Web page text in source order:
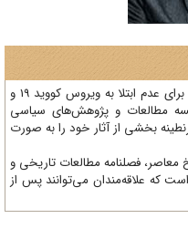
با توجه به نیاز به تداوم مراقبت‌های بهداشتی برای عدم ابتلا به ویروس کووید 19 و
مطالعات و پژوهش‌های سیاسی
بخشی از آثار خود را به صورت
فصلنامه‌ مطالعات تاریخی و
علاقه‌مندان می‌توانند پس از